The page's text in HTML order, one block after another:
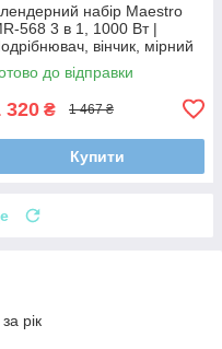
набір Maestro
568 3 в 1, 1000 Вт |
вінчик, мірний
імпульсний режим
до відправки
320 ₴ 1 467 ₴
Купити
рік